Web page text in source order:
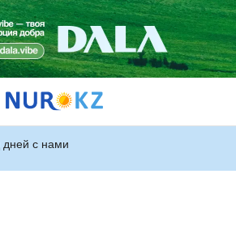
с нами